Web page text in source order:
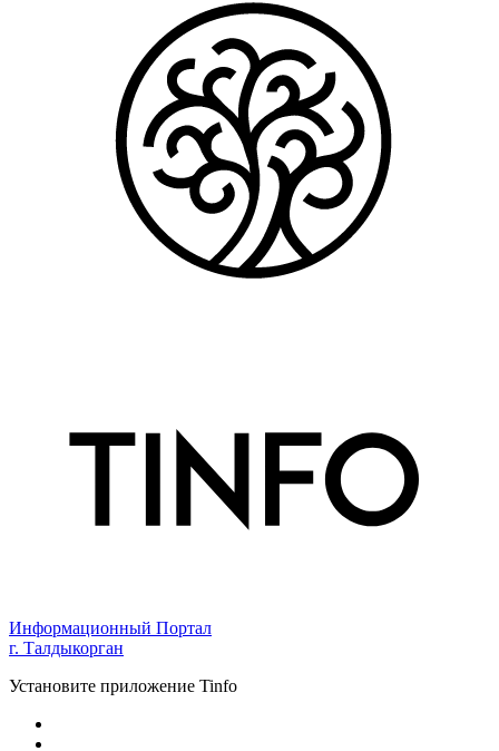
Информационный Портал
г. Талдыкорган
Установите приложение Tinfo